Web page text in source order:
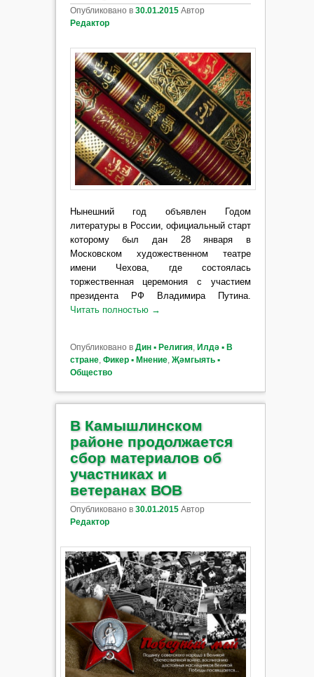
Опубликовано в 30.01.2015 Автор
Редактор
Нынешний год объявлен Годом
литературы в России, официальный старт
которому был дан 28 января в
Московском художественном театре
имени Чехова, где состоялась
торжественная церемония с участием
президента РФ Владимира Путина.
Читать полностью →
Опубликовано в Дин ▪ Религия, Илдә ▪ В
стране, Фикер ▪ Мнение, Җәмгыять ▪
Общество
В Камышлинском
районе продолжается
сбор материалов об
участниках и
ветеранах ВОВ
Опубликовано в 30.01.2015 Автор
Редактор